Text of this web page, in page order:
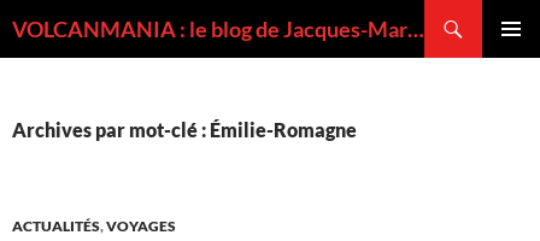
VOLCANMANIA : le blog de Jacques-Marie BARDINTZEFF, volcanologue
Archives par mot-clé : Émilie-Romagne
ACTUALITÉS,VOYAGES